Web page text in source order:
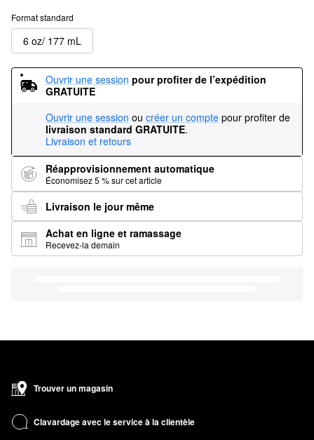
Format standard
6 oz/ 177 mL
Ouvrir une session pour profiter de l’expédition
GRATUITE
Ouvrir une session ou créer un compte pour profiter de
livraison standard GRATUITE.
Livraison et retours
Réapprovisionnement automatique
Économisez 5 % sur cet article
Livraison le jour même
Achat en ligne et ramassage
Recevez-la demain
Trouver un magasin
Clavardage avec le service à la clientèle